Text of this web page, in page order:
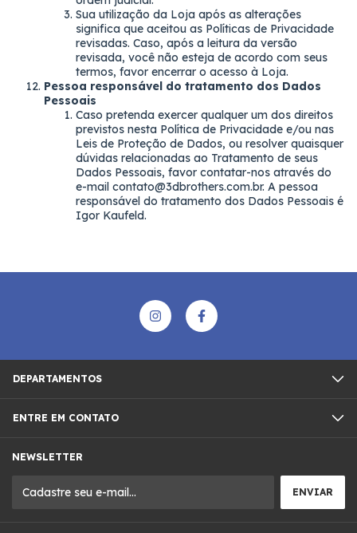
Sua utilização da Loja após as alterações
significa que aceitou as Políticas de Privacidade
revisadas. Caso, após a leitura da versão
revisada, você não esteja de acordo com seus
termos, favor encerrar o acesso à Loja.
Pessoa responsável do tratamento dos Dados
Pessoais
Caso pretenda exercer qualquer um dos direitos
previstos nesta Política de Privacidade e/ou nas
Leis de Proteção de Dados, ou resolver quaisquer
dúvidas relacionadas ao Tratamento de seus
Dados Pessoais, favor contatar-nos através do
e-mail contato@3dbrothers.com.br. A pessoa
responsável do tratamento dos Dados Pessoais é
Igor Kaufeld.
DEPARTAMENTOS
ENTRE EM CONTATO
NEWSLETTER